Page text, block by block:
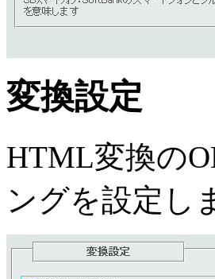
変換設定
HTML変換の
ングを設定し